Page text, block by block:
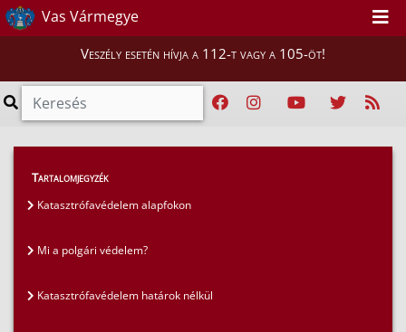
Vas Vármegye
Veszély esetén hívja a 112-t vagy a 105-öt!
GYIK > Gyakran ismételt kérdések
Amit a porral oltóról tudni kell
Tartalomjegyzék
Katasztrófavédelem alapfokon
Mi a polgári védelem?
Katasztrófavédelem határok nélkül